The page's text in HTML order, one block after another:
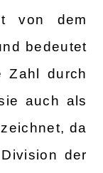
von dem
bedeutet
Zahl durch
auch als
da
der